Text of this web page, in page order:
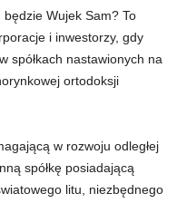
będzie Wujek Sam? To
i inwestorzy, gdy
spółkach nastawionych na
ortodoksji
w rozwoju odległej
spółkę posiadającą
litu, niezbędnego